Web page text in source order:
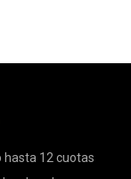
hasta 12 cuotas